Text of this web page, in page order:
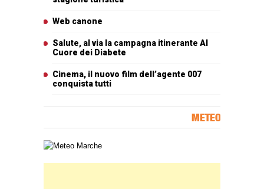
Web canone
Salute, al via la campagna itinerante Al
Cuore dei Diabete
Cinema, il nuovo film dell’agente 007
conquista tutti
METEO
Carta meteorologica delle Marche